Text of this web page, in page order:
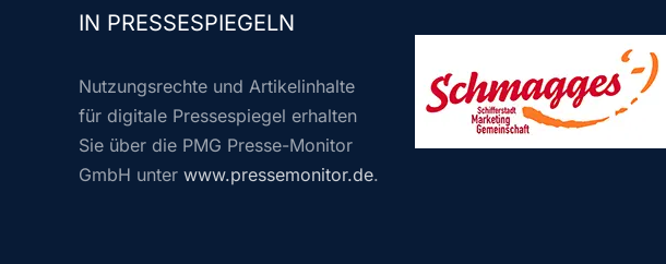
IN PRESSESPIEGELN
Nutzungsrechte und Artikelinhalte
für digitale Pressespiegel erhalten
Sie über die PMG Presse-Monitor
GmbH unter www.pressemonitor.de.